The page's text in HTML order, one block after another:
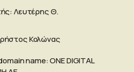
Λευτέρης Θ.
Κολώνας
name: ΟΝΕ DIGITAL